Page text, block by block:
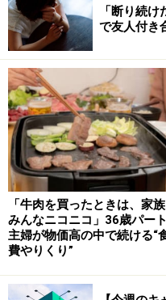
ガイドの家の水道代
「断り続
で友人付き
「牛肉を買ったときは、家族
みんなニコニコ」36歳パート
主婦が物価高の中で続ける“
費やりくり”